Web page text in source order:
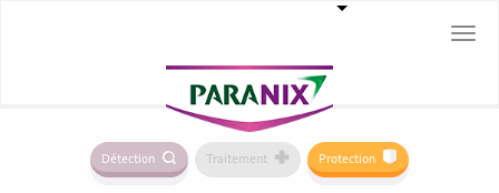
Détection Traitement Protection